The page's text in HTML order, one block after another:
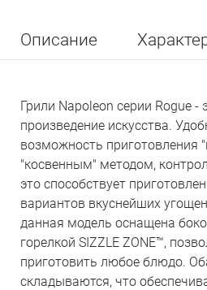
Описание
Грили Napoleon серии Rogue -
произведение искусcтва.
возможность приготовления
"косвенным" методом,
это способствует
вариантов вкуснейших
данная модель оснащена
горелкой SIZZLE ZONE™,
приготовить любое блюдо.
складываются, что